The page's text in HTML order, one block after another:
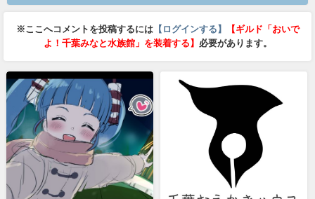
※ここへコメントを投稿するには【ログインする】
【ギルド「おいで
よ！千葉みなと水族館」を装着する】 必要があります。